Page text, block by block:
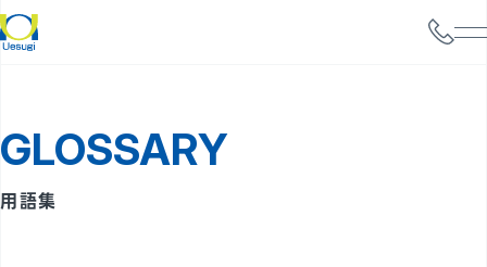
サービス案内
構造設計
GLOSSARY
用語集